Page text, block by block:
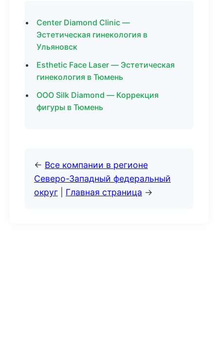
Center Diamond Clinic —
Эстетическая гинекология в
Ульяновск
Esthetic Face Laser — Эстетическая
гинекология в Тюмень
ООО Silk Diamond — Коррекция
фигуры в Тюмень
← Все компании в регионе
Северо-Западный федеральный
округ
Главная страница →